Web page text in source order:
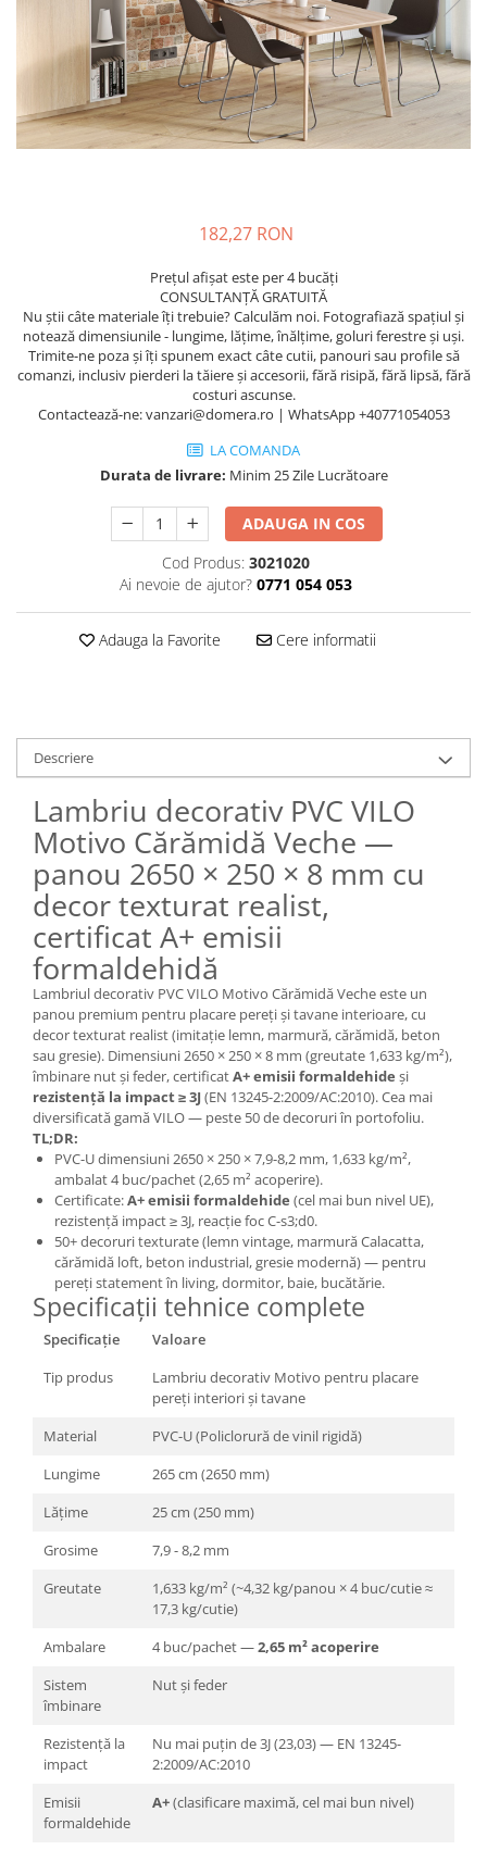
182,27 RON
Prețul afișat este per 4 bucăți
CONSULTANȚĂ GRATUITĂ
Nu știi câte materiale îți trebuie? Calculăm noi. Fotografiază spațiul și
notează dimensiunile - lungime, lățime, înălțime, goluri ferestre și uși.
Trimite-ne poza și îți spunem exact câte cutii, panouri sau profile să
comanzi, inclusiv pierderi la tăiere și accesorii, fără risipă, fără lipsă, fără
costuri ascunse.
Contactează-ne: vanzari@domera.ro | WhatsApp +40771054053
LA COMANDA
Durata de livrare: Minim 25 Zile Lucrătoare
ADAUGA IN COS
Cod Produs: 3021020
Ai nevoie de ajutor? 0771 054 053
Adauga la Favorite Cere informatii
Descriere
Lambriu decorativ PVC VILO
Motivo Cărămidă Veche —
panou 2650 × 250 × 8 mm cu
decor texturat realist,
certificat A+ emisii
formaldehidă
Lambriul decorativ PVC VILO Motivo Cărămidă Veche este un
panou premium pentru placare pereți și tavane interioare, cu
decor texturat realist (imitație lemn, marmură, cărămidă, beton
sau gresie). Dimensiuni 2650 × 250 × 8 mm (greutate 1,633 kg/m²),
îmbinare nut și feder, certificatA+ emisii formaldehide și
rezistență la impact ≥ 3J (EN 13245-2:2009/AC:2010). Cea mai
diversificată gamă VILO — peste 50 de decoruri în portofoliu.
TL;DR:
PVC-U dimensiuni 2650 × 250 × 7,9-8,2 mm, 1,633 kg/m²,
ambalat 4 buc/pachet (2,65 m² acoperire).
Certificate:A+ emisii formaldehide (cel mai bun nivel UE),
rezistență impact ≥ 3J, reacție foc C-s3;d0.
50+ decoruri texturate (lemn vintage, marmură Calacatta,
cărămidă loft, beton industrial, gresie modernă) — pentru
pereți statement în living, dormitor, baie, bucătărie.
Specificații tehnice complete
Specificație
Valoare
Tip produs
Lambriu decorativ Motivo pentru placare
pereți interiori și tavane
Material
PVC-U (Policlorură de vinil rigidă)
Lungime
265 cm (2650 mm)
Lățime
25 cm (250 mm)
Grosime
7,9 - 8,2 mm
Greutate
1,633 kg/m² (~4,32 kg/panou × 4 buc/cutie ≈
17,3 kg/cutie)
Ambalare
4 buc/pachet —2,65 m² acoperire
Sistem
îmbinare
Nut și feder
Rezistență la
impact
Nu mai puțin de 3J (23,03) — EN 13245-
2:2009/AC:2010
Emisii
formaldehide
A+(clasificare maximă, cel mai bun nivel)